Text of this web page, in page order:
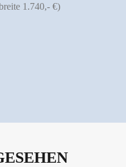
1.740,- €)